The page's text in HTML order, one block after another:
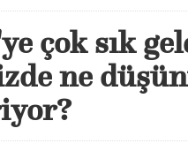
çok sık
ne